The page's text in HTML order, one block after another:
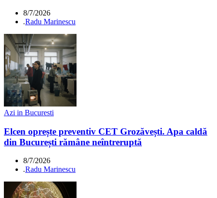
8/7/2026
.Radu Marinescu
Azi in Bucuresti
Elcen oprește preventiv CET Grozăvești. Apa caldă
din București rămâne neîntreruptă
8/7/2026
.Radu Marinescu